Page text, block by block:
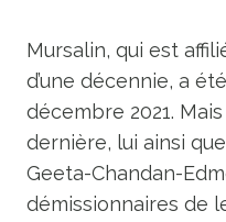
Mursalin, qui est
d’une décennie, a
décembre 2021.
dernière, lui ainsi
Geeta-Chandan-
démissionnaires de